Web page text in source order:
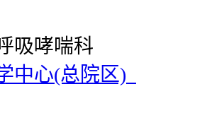
吸哮喘科
中心(总院区)